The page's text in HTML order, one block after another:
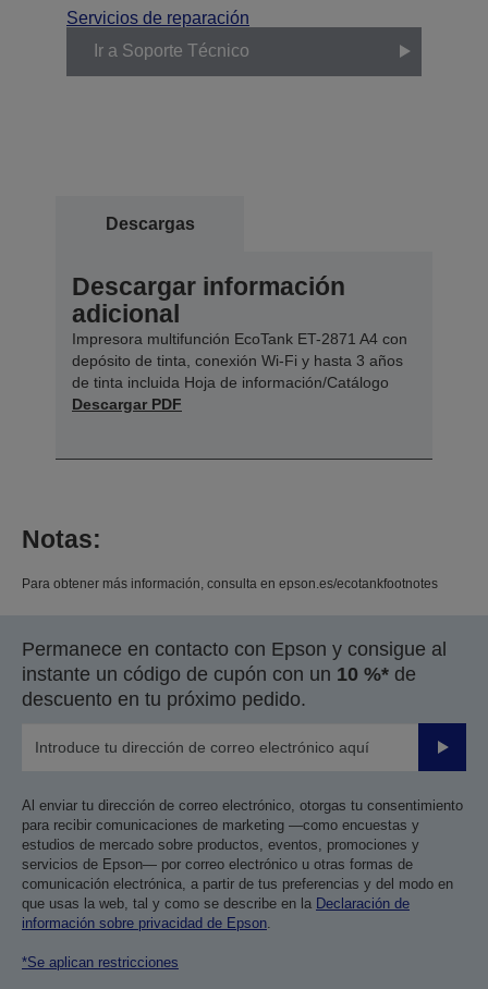
Servicios de reparación
Ir a Soporte Técnico
Descargas
Descargar información
adicional
Impresora multifunción EcoTank ET-2871 A4 con
depósito de tinta, conexión Wi-Fi y hasta 3 años
de tinta incluida Hoja de información/Catálogo
Descargar PDF
Notas:
Para obtener más información, consulta en epson.es/ecotankfootnotes
Permanece en contacto con Epson y consigue al
instante un código de cupón con un 10 %* de
descuento en tu próximo pedido.
Enviar
Al enviar tu dirección de correo electrónico, otorgas tu consentimiento
para recibir comunicaciones de marketing —como encuestas y
estudios de mercado sobre productos, eventos, promociones y
servicios de Epson— por correo electrónico u otras formas de
comunicación electrónica, a partir de tus preferencias y del modo en
que usas la web, tal y como se describe en la Declaración de
información sobre privacidad de Epson
*Se aplican restricciones